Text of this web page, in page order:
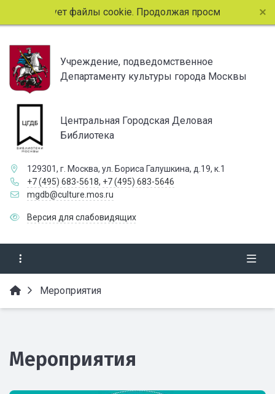
файлы cookie. Продолжая просмотр страниц
Учреждение, подведомственное
Департаменту культуры города Москвы
Центральная Городская Деловая
Библиотека
129301, г. Москва, ул. Бориса Галушкина, д.19, к.1
+7 (495) 683-5618, +7 (495) 683-5646
mgdb@culture.mos.ru
Версия для слабовидящих
Мероприятия
Мероприятия